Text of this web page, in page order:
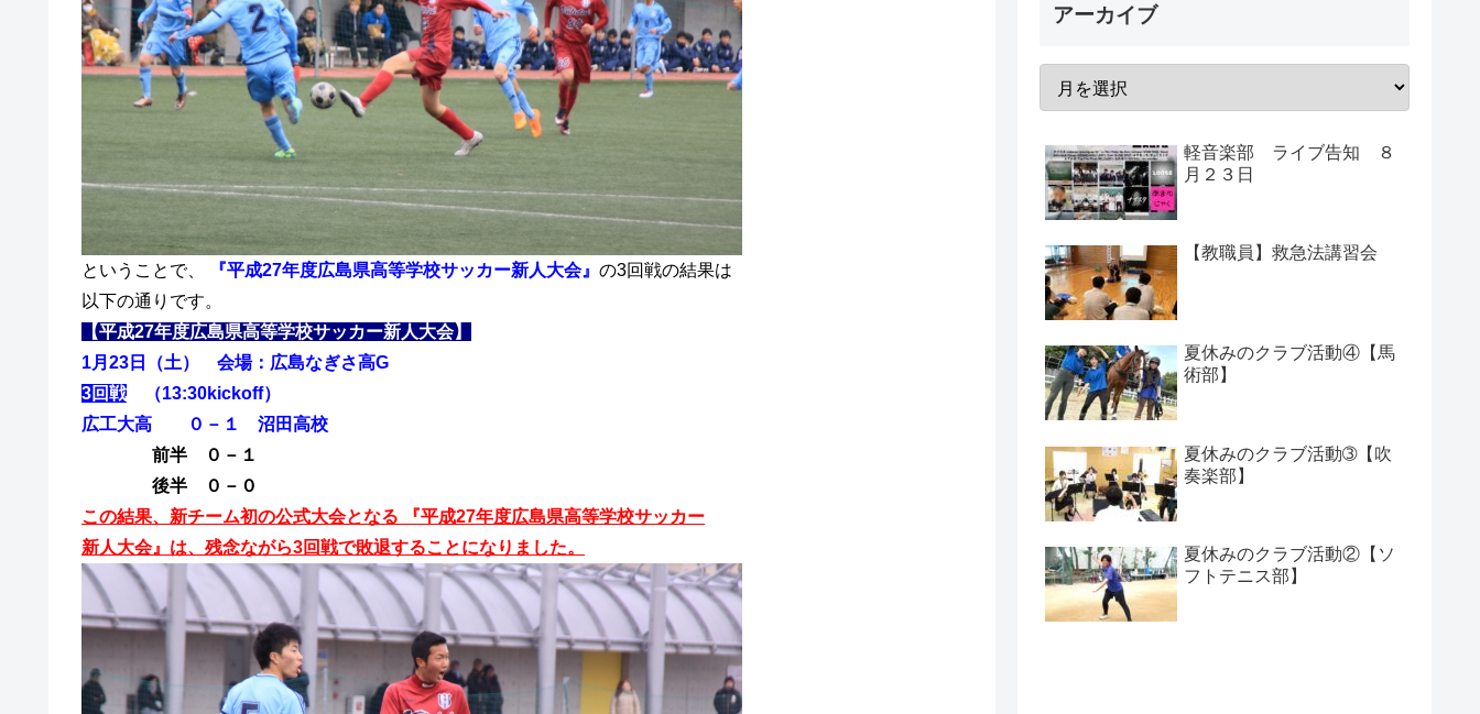
ということで、 『平成27年度広島県高等学校サッカー新人大会』 の3回戦の結果は
以下の通りです。
【平成27年度広島県高等学校サッカー新人大会】
1月23日（土） 会場：広島なぎさ高G
3回戦 （13:30kickoff）
広工大高 ０－１ 沼田高校
前半 ０－１
後半 ０－０
この結果、新チーム初の公式大会となる
『平成27年度広島県高等学校サッカー
新人大会』は、残念ながら3回戦で敗退することになりました。
アーカイブ
軽音楽部 ライブ告知 ８
月２３日
【教職員】救急法講習会
夏休みのクラブ活動④【馬
術部】
夏休みのクラブ活動➂【吹
奏楽部】
夏休みのクラブ活動②【ソ
フトテニス部】